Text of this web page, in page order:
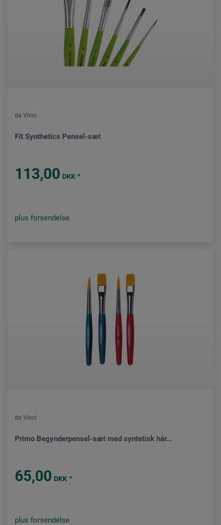
da Vinci
Fit Synthetics Pensel-sæt
113,00 DKK *
plus forsendelse
da Vinci
Primo Begynderpensel-sæt med syntetisk hår...
65,00 DKK *
plus forsendelse